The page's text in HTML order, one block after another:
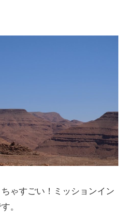
ゃすごい！ミッションイン
。